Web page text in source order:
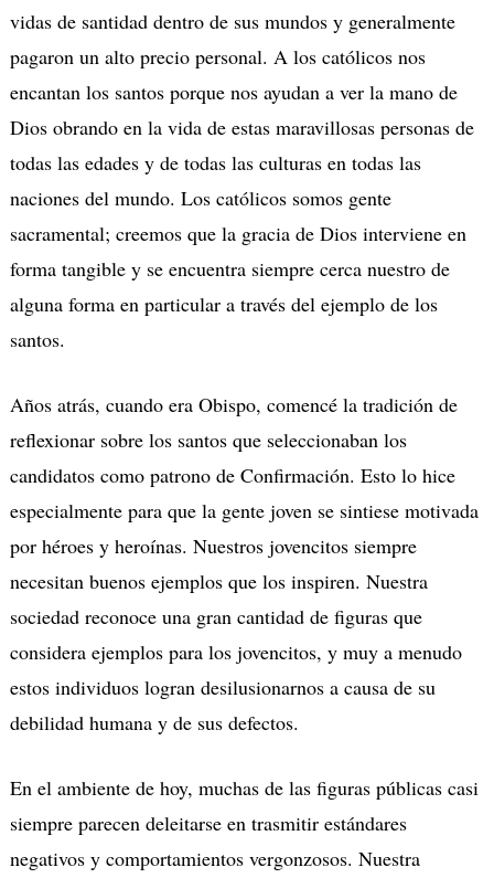
vidas de santidad dentro de sus mundos y generalmente
pagaron un alto precio personal. A los católicos nos
encantan los santos porque nos ayudan a ver la mano de
Dios obrando en la vida de estas maravillosas personas de
todas las edades y de todas las culturas en todas las
naciones del mundo. Los católicos somos gente
sacramental; creemos que la gracia de Dios interviene en
forma tangible y se encuentra siempre cerca nuestro de
alguna forma en particular a través del ejemplo de los
santos.
Años atrás, cuando era Obispo, comencé la tradición de
reflexionar sobre los santos que seleccionaban los
candidatos como patrono de Confirmación. Esto lo hice
especialmente para que la gente joven se sintiese motivada
por héroes y heroínas. Nuestros jovencitos siempre
necesitan buenos ejemplos que los inspiren. Nuestra
sociedad reconoce una gran cantidad de figuras que
considera ejemplos para los jovencitos, y muy a menudo
estos individuos logran desilusionarnos a causa de su
debilidad humana y de sus defectos.
En el ambiente de hoy, muchas de las figuras públicas casi
siempre parecen deleitarse en trasmitir estándares
negativos y comportamientos vergonzosos. Nuestra